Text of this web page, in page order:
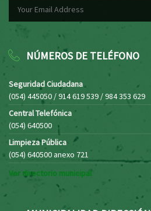
NÚMEROS DE TELÉFONO
Seguridad Ciudadana
(054) 445050 / 914 619 539 / 984 353 629
Central Telefónica
(054) 640500
Limpieza Pública
(054) 640500 anexo 721
Ver directorio municipal